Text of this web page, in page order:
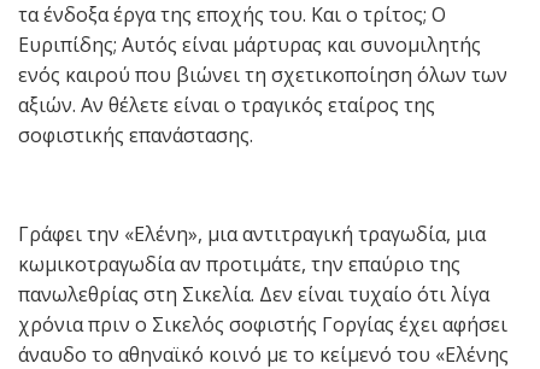
τα ένδοξα έργα της εποχής του. Και ο τρίτος; Ο
Ευριπίδης; Αυτός είναι μάρτυρας και συνομιλητής
ενός καιρού που βιώνει τη σχετικοποίηση όλων των
αξιών. Αν θέλετε είναι ο τραγικός εταίρος της
σοφιστικής επανάστασης.
Γράφει την «Ελένη», μια αντιτραγική τραγωδία, μια
κωμικοτραγωδία αν προτιμάτε, την επαύριο της
πανωλεθρίας στη Σικελία. Δεν είναι τυχαίο ότι λίγα
χρόνια πριν ο Σικελός σοφιστής Γοργίας έχει αφήσει
άναυδο το αθηναϊκό κοινό με το κείμενό του «Ελένης